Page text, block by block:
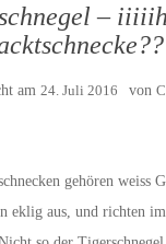
–
am 24. Juli 2016 von
gehören weiss
eklig aus, und richten